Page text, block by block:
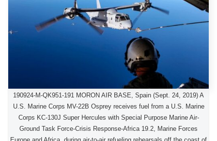
190924-M-QK951-191 MORON AIR BASE, Spain (Sept. 24, 2019) A
U.S. Marine Corps MV-22B Osprey receives fuel from a U.S. Marine
Corps KC-130J Super Hercules with Special Purpose Marine Air-
Ground Task Force-Crisis Response-Africa 19.2, Marine Forces
Europe and Africa, during air-to-air refueling rehearsals off the coast of